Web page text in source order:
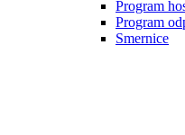
Program
Program
Smernice